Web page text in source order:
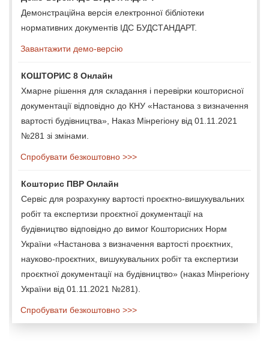
Демонстраційна версія електронної бібліотеки
нормативних документів ІДС БУДСТАНДАРТ.
Завантажити демо-версію
КОШТОРИС 8 Онлайн
Хмарне рішення для складання і перевірки кошторисної
документації відповідно до КНУ «Настанова з визначення
вартості будівництва», Наказ Мінрегіону від 01.11.2021
№281 зі змінами.
Спробувати безкоштовно >>>
Кошторис ПВР Онлайн
Сервіс для розрахунку вартості проєктно-вишукувальних
робіт та експертизи проєктної документації на
будівництво відповідно до вимог Кошторисних Норм
України «Настанова з визначення вартості проєктних,
науково-проєктних, вишукувальних робіт та експертизи
проєктної документації на будівництво» (наказ Мінрегіону
України від 01.11.2021 №281).
Спробувати безкоштовно >>>